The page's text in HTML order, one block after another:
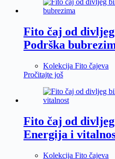
Fito čaj od
Podrška
Kolekcija Fito čajeva
Pročitajte još
Fito čaj od
Energija i
Kolekcija Fito čajeva